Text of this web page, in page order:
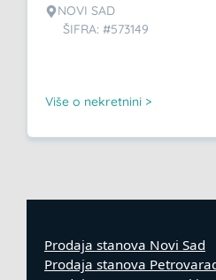
NOVI SAD
ŠIFRA: #573149
Više o nekretnini >
Prodaja stanova Novi Sad
Prodaja stanova